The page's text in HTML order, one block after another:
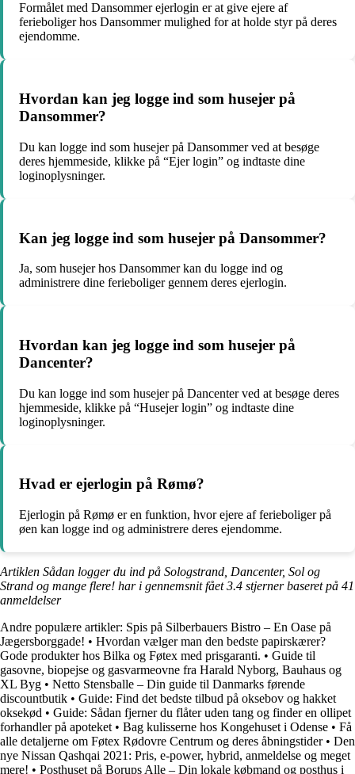
Formålet med Dansommer ejerlogin er at give ejere af
ferieboliger hos Dansommer mulighed for at holde styr på deres
ejendomme.
Hvordan kan jeg logge ind som husejer på
Dansommer?
Du kan logge ind som husejer på Dansommer ved at besøge
deres hjemmeside, klikke på “Ejer login” og indtaste dine
loginoplysninger.
Kan jeg logge ind som husejer på Dansommer?
Ja, som husejer hos Dansommer kan du logge ind og
administrere dine ferieboliger gennem deres ejerlogin.
Hvordan kan jeg logge ind som husejer på
Dancenter?
Du kan logge ind som husejer på Dancenter ved at besøge deres
hjemmeside, klikke på “Husejer login” og indtaste dine
loginoplysninger.
Hvad er ejerlogin på Rømø?
Ejerlogin på Rømø er en funktion, hvor ejere af ferieboliger på
øen kan logge ind og administrere deres ejendomme.
Artiklen Sådan logger du ind på Sologstrand, Dancenter, Sol og
Strand og mange flere! har i gennemsnit fået3.4 stjerner baseret på 41
anmeldelser
Andre populære artikler: Spis på Silberbauers Bistro – En Oase på
Jægersborggade! • Hvordan vælger man den bedste papirskærer?
Gode produkter hos Bilka og Føtex med prisgaranti. • Guide til
gasovne, biopejse og gasvarmeovne fra Harald Nyborg, Bauhaus og
XL Byg • Netto Stensballe – Din guide til Danmarks førende
discountbutik • Guide: Find det bedste tilbud på oksebov og hakket
oksekød • Guide: Sådan fjerner du flåter uden tang og finder en ollipet
forhandler på apoteket • Bag kulisserne hos Kongehuset i Odense • Få
alle detaljerne om Føtex Rødovre Centrum og deres åbningstider• Den
nye Nissan Qashqai 2021: Pris, e-power, hybrid, anmeldelse og meget
mere! • Posthuset på Borups Alle – Din lokale købmand og posthus i